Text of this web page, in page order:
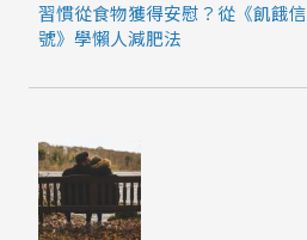
習慣從食物獲得安慰？從《飢餓信
號》學懶人減肥法